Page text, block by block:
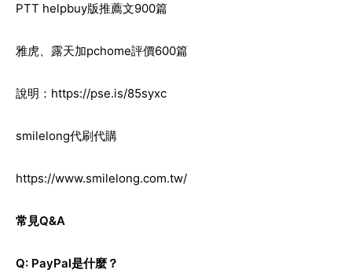
PTT helpbuy版推薦文900篇
雅虎、露天加pchome評價600篇
說明： https://pse.is/85syxc
smilelong代刷代購
https://www.smilelong.com.tw/
常見Q&A
Q: PayPal是什麼？